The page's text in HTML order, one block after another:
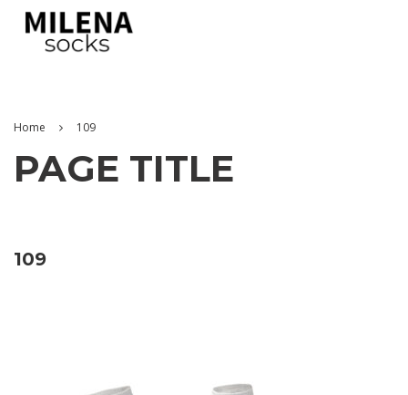
Home 109
PAGE TITLE
109